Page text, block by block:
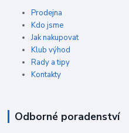
Prodejna
Kdo jsme
Jak nakupovat
Klub výhod
Rady a tipy
Kontakty
Odborné poradenství